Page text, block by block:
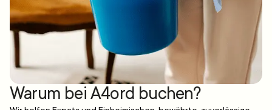
Warum bei A4ord buchen?